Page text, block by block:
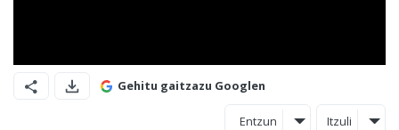
Gehitu gaitzazu Googlen
Entzun Itzuli